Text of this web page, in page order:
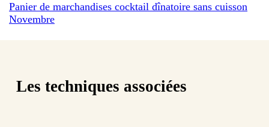
Panier de marchandises cocktail dînatoire sans cuisson
Novembre
Les techniques associées